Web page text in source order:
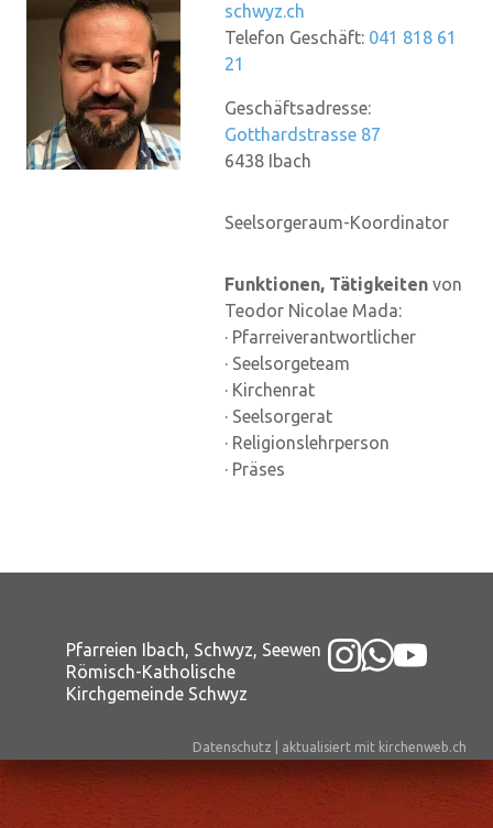
schwyz.ch
Telefon Geschäft: 041 818 61
21
Geschäftsadresse:
Gotthardstrasse 87
6438 Ibach
Seelsorgeraum-Koordinator
Funktionen, Tätigkeiten von
Teodor Nicolae Mada:
· Pfarreiverantwortlicher
· Seelsorgeteam
· Kirchenrat
· Seelsorgerat
· Religionslehrperson
· Präses
Pfarreien Ibach, Schwyz, Seewen
Römisch-Katholische
Kirchgemeinde Schwyz
Datenschutz aktualisiert mit kirchenweb.ch